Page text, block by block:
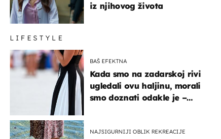
iz njihovog života
LIFESTYLE
BAŠ EFEKTNA
Kada smo na zadarskoj rivi
ugledali ovu haljinu, morali
smo doznati odakle je –
NAJSIGURNIJI OBLIK REKREACIJE